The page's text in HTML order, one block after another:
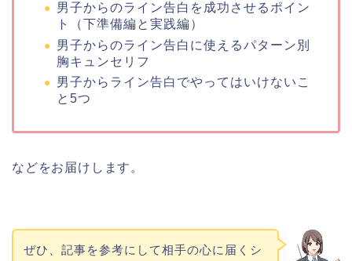
男子からのライン告白を成功させるポイン
ト（下準備編と実践編）
男子からのライン告白に使えるパターン別
胸キュンセリフ
男子からライン告白でやってはいけないこ
と5つ
などをお届けします。
ぜひ、記事を参考にして相手の心に届くシ